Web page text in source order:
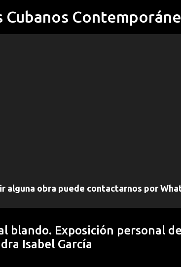
Cubanos
alguna obra puede contactarnos por
blando. Exposición personal
Isabel García